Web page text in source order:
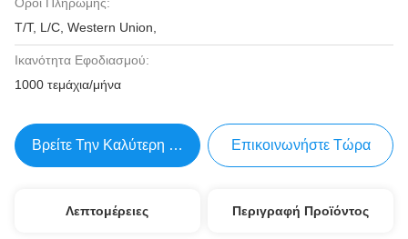
T/T, L/C, Western Union,
Ικανότητα Εφοδιασμού:
1000 τεμάχια/μήνα
Βρείτε Την Καλύτερη Τιμή Επικοινωνήστε Τώρα
Λεπτομέρειες Περιγραφή Προϊόντος